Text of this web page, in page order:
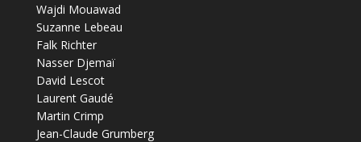
Wajdi Mouawad
Suzanne Lebeau
Falk Richter
Nasser Djemaï
David Lescot
Laurent Gaudé
Martin Crimp
Jean-Claude Grumberg